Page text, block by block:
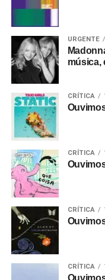
URGENTE
música,
CRÍTICA
CRÍTICA
CRÍTICA
CRÍTICA